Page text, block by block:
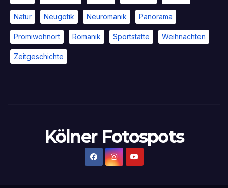
Natur Neugotik Neuromanik Panorama
Promiwohnort Romanik Sportstätte Weihnachten
Zeitgeschichte
Kölner Fotospots